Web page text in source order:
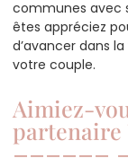
communes avec
êtes appréciez
d’avancer dans
votre couple.
Aimiez-
partenaire